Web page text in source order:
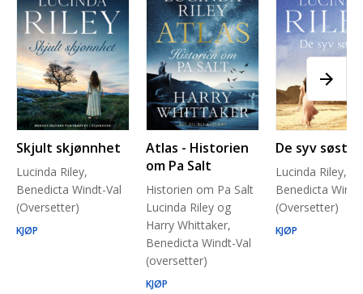
Skjult skjønnhet
Lucinda Riley,
Benedicta Windt-Val
(Oversetter)
KJØP
Atlas - Historien
om Pa Salt
Historien om Pa Salt
Lucinda Riley og
Harry Whittaker,
Benedicta Windt-Val
(oversetter)
KJØP
De syv søstre
Lucinda Riley,
Benedicta
(Oversetter)
KJØP